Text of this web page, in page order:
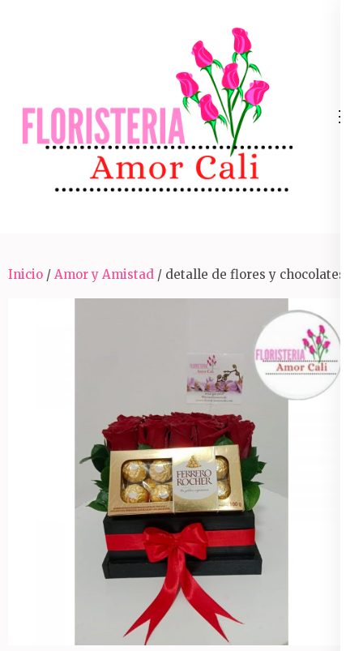
Enter)
Inicio / Amor y Amistad / detalle de flores y chocolates